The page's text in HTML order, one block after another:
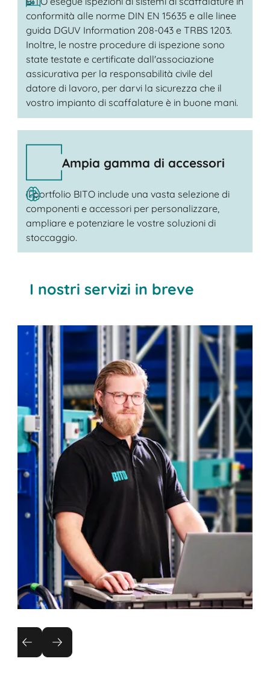
conformità alle norme DIN EN 15635 e alle linee
guida DGUV Information 208-043 e TRBS 1203.
Inoltre, le nostre procedure di ispezione sono
state testate e certificate dall'associazione
assicurativa per la responsabilità civile del
datore di lavoro, per darvi la sicurezza che il
vostro impianto di scaffalature è in buone mani.
Ampia gamma di accessori
Il portfolio BITO include una vasta selezione di
componenti e accessori per personalizzare,
ampliare e potenziare le vostre soluzioni di
stoccaggio.
I nostri servizi in breve
Ispezioni di sistemi di scaffalature